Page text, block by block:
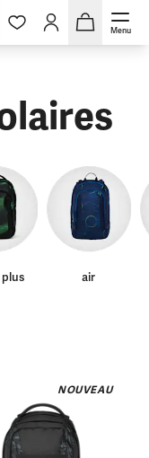
Menu
air
NOUVEAU